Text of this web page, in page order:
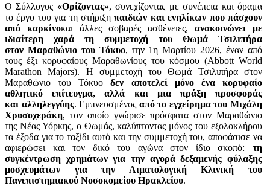
Ο Σύλλογος «Ορίζοντας», συνεχίζοντας με συνέπεια και όραμα
το έργο του για τη στήριξηπαιδιών και ενηλίκων που πάσχουν
από καρκίνοκαι άλλες σοβαρές ασθένειες, ανακοινώνει με
ιδιαίτερη χαρά τη συμμετοχή του Θωμά Τσιλιπήρα
στον Μαραθώνιο του Τόκυο, την 1η Μαρτίου 2026, έναν από
τους έξι κορυφαίους Μαραθωνίους του κόσμου (Abbott World
Marathon Majors). Η συμμετοχή του Θωμά Τσιλιπήρα στον
Μαραθώνιο του Τόκυοδεν αποτελεί μόνο ένα κορυφαίο
αθλητικό επίτευγμα, αλλά και μια πράξη προσφοράς
και αλληλεγγύης. Εμπνευσμένος από το εγχείρημα του Μιχάλη
Χρυσοχεράκη, τον οποίο γνώρισε πρόσφατα στον Μαραθώνιο
της Νέας Υόρκης, ο Θωμάς, καλύπτοντας μόνος του εξολοκλήρου
τα έξοδα για το ταξίδι αυτό και την συμμετοχή του, αποφάσισε να
αφιερώσει και τον δικό του αγώνα στον ίδιο σκοπό: τη
συγκέντρωση χρημάτων για την αγορά δεξαμενής φύλαξης
μοσχευμάτων για την Αιματολογική Κλινική του
Πανεπιστημιακού Νοσοκομείου Ηρακλείου.